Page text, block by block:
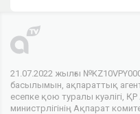
21.07.2022 жылғы
басылымын, ақпараттық
есепке қою туралы куәлігі,
министрлігінің Ақпарат